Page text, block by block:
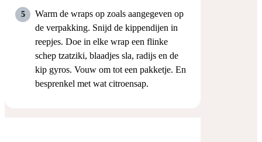
Warm de wraps op zoals aangegeven op
de verpakking. Snijd de kippendijen in
reepjes. Doe in elke wrap een flinke
schep tzatziki, blaadjes sla, radijs en de
kip gyros. Vouw om tot een pakketje. En
besprenkel met wat citroensap.